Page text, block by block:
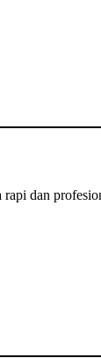
rapi dan